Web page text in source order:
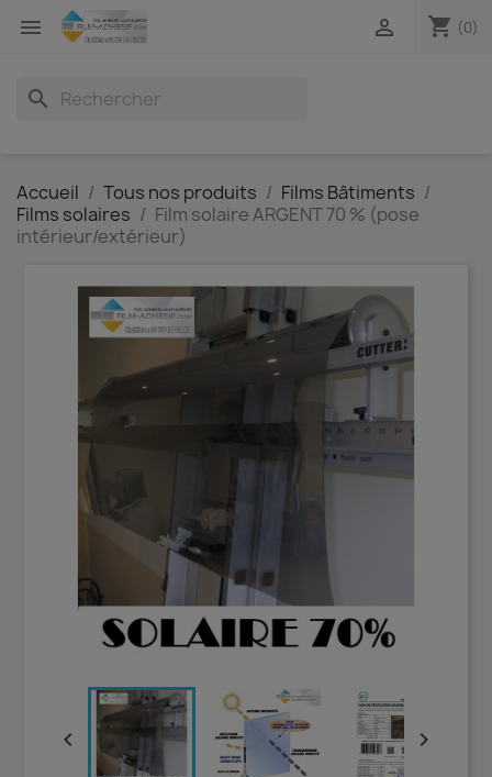
 shopping_cart (0)

search
Accueil Tous nos produits
Films Bâtiments
Films solaires
Film solaire ARGENT 70 % (pose
intérieur/extérieur)
 